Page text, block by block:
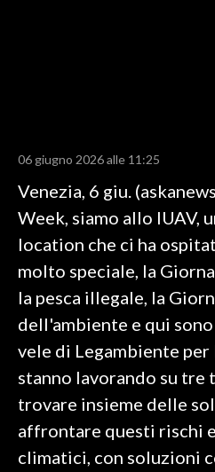
RISULTATI E CLASSIFICHE
CALCIO
CALCIO REGIONALE
BASKET
VOLLEY
MOTORI
TENNIS
ALTRI SPORT
SPETTACOLI
06 giugno 2026 alle 11:25
Venezia, 6 giu.
Week, siamo allo IUAV,
location che ci ha
molto speciale, la
la pesca illegale, la
dell'ambiente e qui
vele di Legambiente per
stanno lavorando su
trovare insieme delle
affrontare questi rischi
climatici, con soluzioni